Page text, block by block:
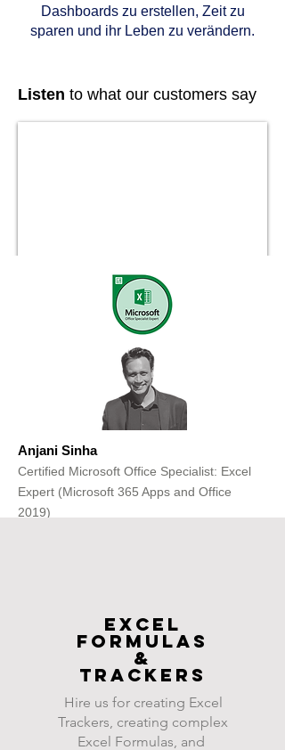
Dashboards zu erstellen, Zeit zu
sparen und ihr Leben zu verändern.
Listen to what our customers say
Anjani Sinha
Certified Microsoft Office Specialist: Excel
Expert (Microsoft 365 Apps and Office
2019)
Excel
FOrmulas
&
Trackers
Hire us for creating Excel
Trackers, creating complex
Excel Formulas, and